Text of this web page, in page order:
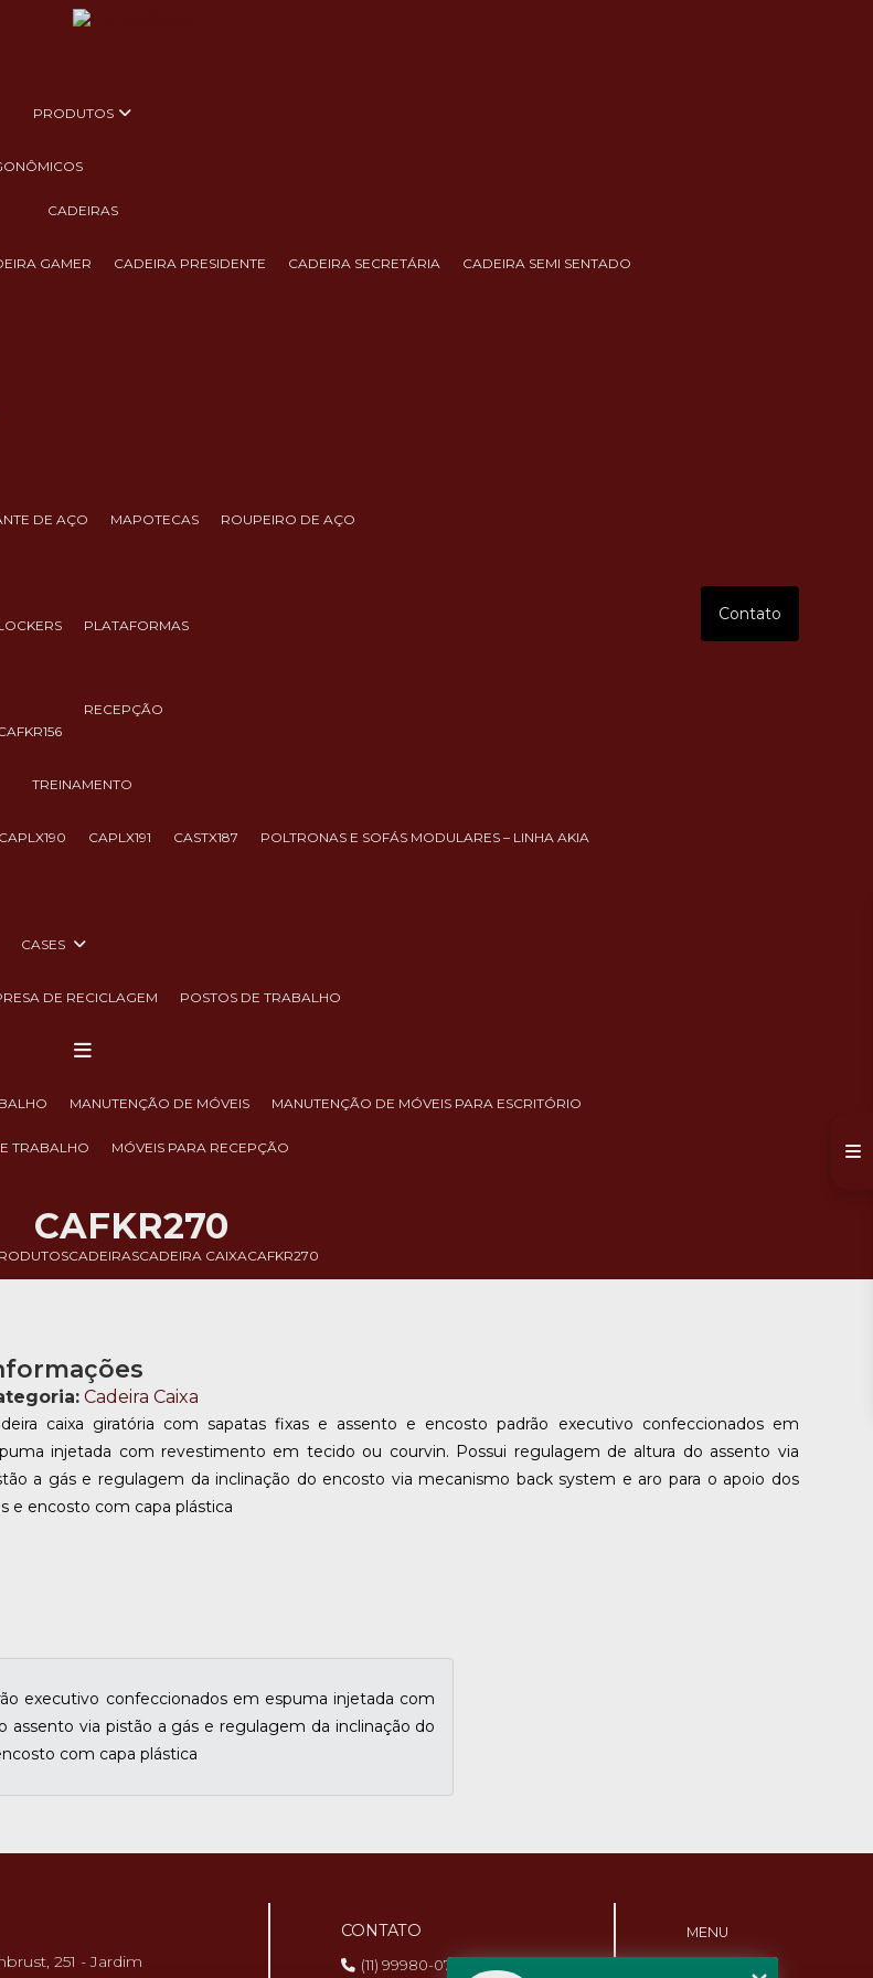
PRODUTOS
CADEIRAS
GAMER CADEIRA PRESIDENTE CADEIRA SECRETÁRIA CADEIRA SEMI SENTADO
DE AÇO MAPOTECAS ROUPEIRO DE AÇO
LOCKERS PLATAFORMAS
CAFKR156
RECEPÇÃO
TREINAMENTO
CAPLX190 CAPLX191 CASTX187 POLTRONAS E SOFÁS MODULARES – LINHA AKIA
CASES
DE RECICLAGEM POSTOS DE TRABALHO
MANUTENÇÃO DE MÓVEIS MANUTENÇÃO DE MÓVEIS PARA ESCRITÓRIO
TRABALHO MÓVEIS PARA RECEPÇÃO
Contato
CADEIRASCADEIRA CAIXACAFKR270
CAFKR270
Cadeira Caixa
caixa giratória com sapatas fixas e assento e encosto padrão executivo confeccionados em
injetada com revestimento em tecido ou courvin. Possui regulagem de altura do assento via
a gás e regulagem da inclinação do encosto via mecanismo back system e aro para o apoio dos
e encosto com capa plástica
executivo confeccionados em espuma injetada com
via pistão a gás e regulagem da inclinação do
com capa plástica
251 - Jardim
CONTATO
(11) 99980-0768
MENU